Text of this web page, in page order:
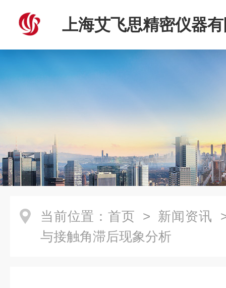
上海艾飞思精密仪器
当前位置： 首页 > 新闻资讯
与接触角滞后现象分析